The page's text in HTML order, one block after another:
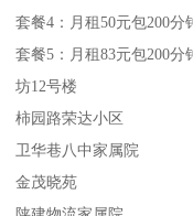
套餐4：月租50元包200分
套餐5：月租83元包200分
坊12号楼
柿园路荣达小区
卫华巷八中家属院
金茂晓苑